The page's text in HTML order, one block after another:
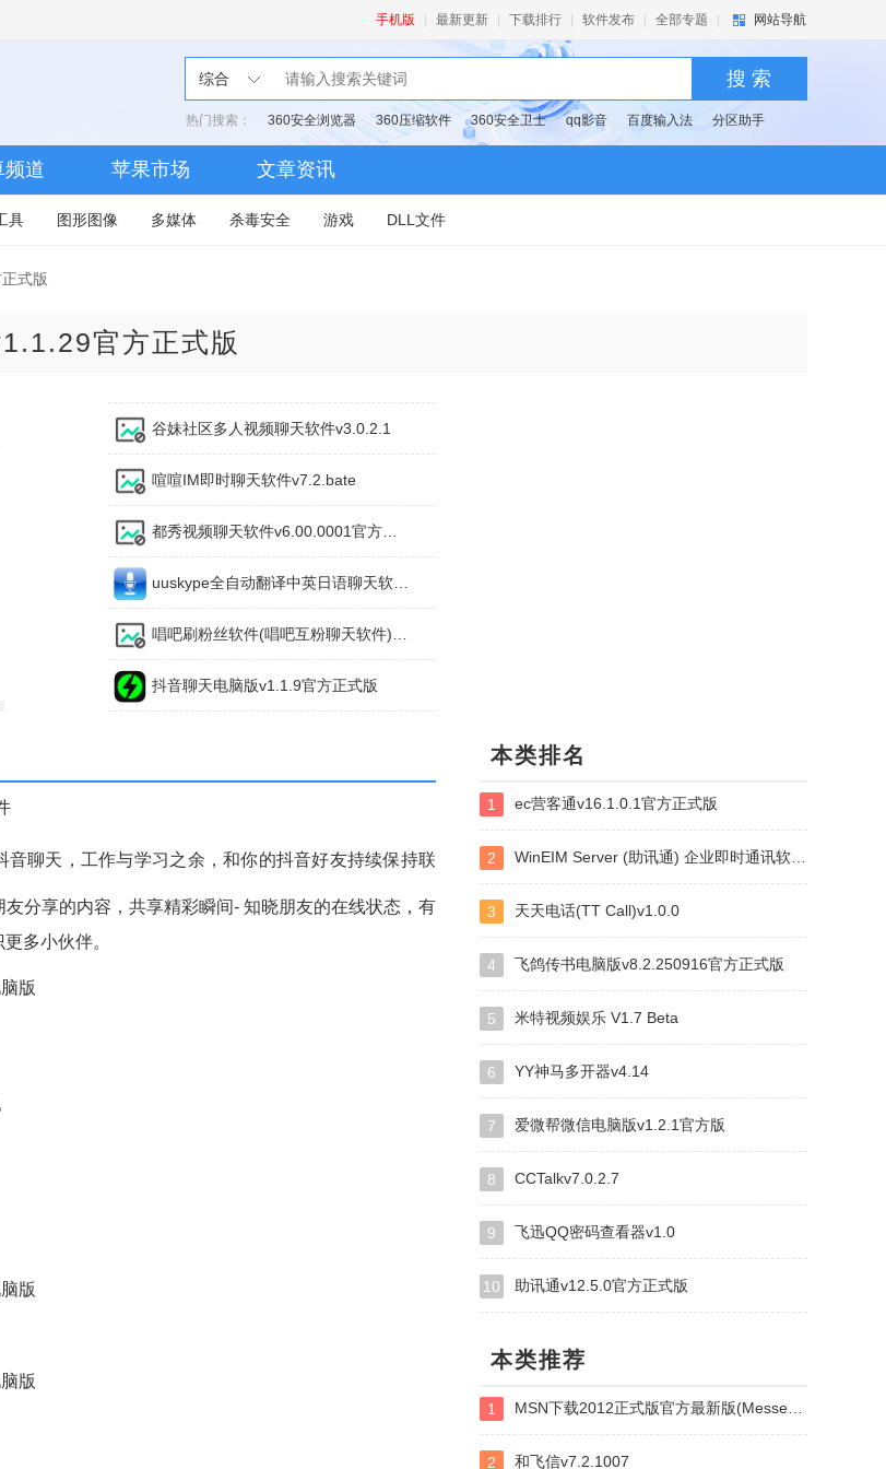
手机版 最新更新 下载排行 软件发布 全部专题 网站导航
综合 搜 索
热门搜索： 360安全浏览器 360压缩软件 360安全卫士 qq影音 百度输入法 分区助手
频道 苹果市场 文章资讯
具 图形图像 多媒体 杀毒安全 游戏 DLL文件
式版
官方正式版
谷妹社区多人视频聊天软件v3.0.2.1
喧喧IM即时聊天软件v7.2.bate
抖音聊天电脑版v1.1.9官方正式版
聊天，工作与学习之余，和你的抖音好友持续保持联
分享的内容，共享精彩瞬间- 知晓朋友的在线状态，有
多小伙伴。
本类排名
1 ec营客通v16.1.0.1官方正式版
2 WinEIM Server (助讯通) 企业即时通讯软件v9.10.1 服务端
3 天天电话(TT Call)v1.0.0
4 飞鸽传书电脑版v8.2.250916官方正式版
5 米特视频娱乐 V1.7 Beta
6 YY神马多开器v4.14
7 爱微帮微信电脑版v1.2.1官方版
8 CCTalkv7.0.2.7
9 飞迅QQ密码查看器v1.0
10 助讯通v12.5.0官方正式版
本类推荐
1 MSN下载2012正式版官方最新版(Messenger2009)v14.0.8117.416
2 和飞信v7.2.1007